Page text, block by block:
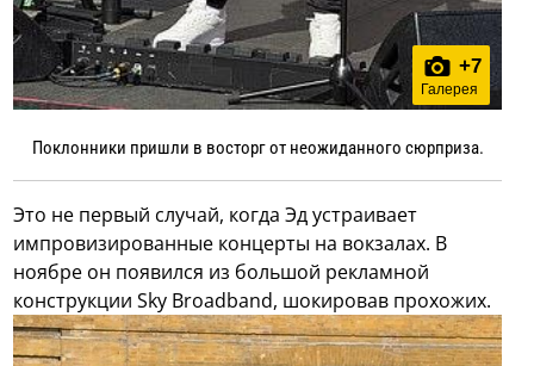
+7
Галерея
Поклонники пришли в восторг от неожиданного сюрприза.
Это не первый случай, когда Эд устраивает
импровизированные концерты на вокзалах. В
ноябре он появился из большой рекламной
конструкции Sky Broadband, шокировав прохожих.